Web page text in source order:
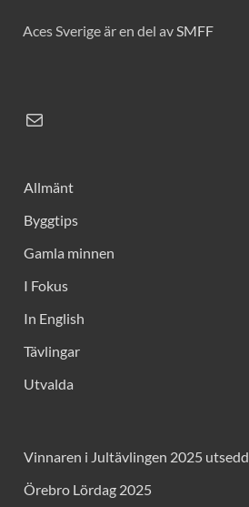
Aces Sverige är en del avSMFF
Allmänt
Byggtips
Gamla minnen
I Fokus
In English
Tävlingar
Utvalda
Vinnaren i Jultävlingen 2025 utsedd
Örebro Lördag 2025